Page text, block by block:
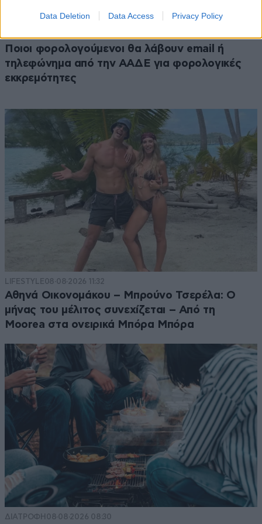
Data Deletion Data Access Privacy Policy
Ποιοι φορολογούμενοι θα λάβουν email ή
τηλεφώνημα από την ΑΑΔΕ για φορολογικές
εκκρεμότητες
LIFESTYLE08·08·2026 11:32
Αθηνά Οικονομάκου – Μπρούνο Τσερέλα: Ο
μήνας του μέλιτος συνεχίζεται – Από τη
Moorea στα ονειρικά Μπόρα Μπόρα
ΔΙΑΤΡΟΦΗ 08·08·2026 08:30